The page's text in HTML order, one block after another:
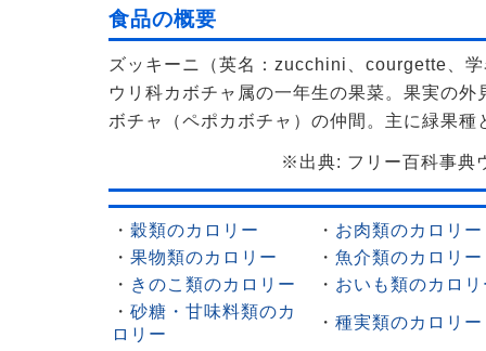
食品の概要
ズッキーニ（英名：zucchini、courgette、
ウリ科カボチャ属の一年生の果菜。果実の
ボチャ（ペポカボチャ）の仲間。主に緑果種
※出典: フリー百科事典
・ 穀類のカロリー ・ お肉類のカロリー
・ 果物類のカロリー ・ 魚介類のカロリー
・ きのこ類のカロリー ・ おいも類のカロリ
・ 砂糖・甘味料類のカ
ロリー
・ 種実類のカロリー